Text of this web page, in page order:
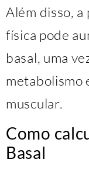
Além disso,
física pode
basal, uma
metabolismo
muscular.
Como
Basal